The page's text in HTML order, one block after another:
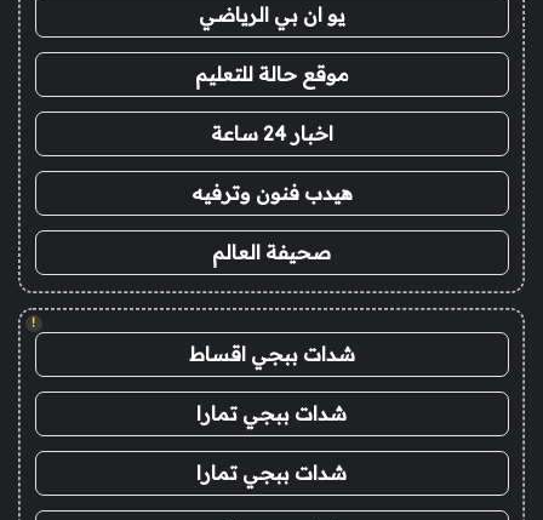
يو ان بي الرياضي
موقع حالة للتعليم
اخبار 24 ساعة
هيدب فنون وترفيه
صحيفة العالم
!
شدات ببجي اقساط
شدات ببجي تمارا
شدات ببجي تمارا